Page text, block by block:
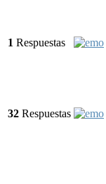
1 Respuestas
32 Respuestas